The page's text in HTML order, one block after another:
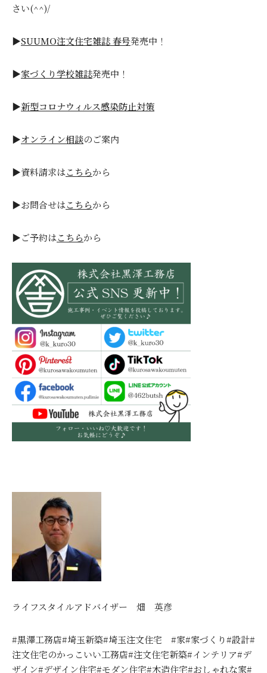
さい(^^)/
▶SUUMO注文住宅雑誌 春号発売中！
▶家づくり学校雑誌発売中！
▶新型コロナウィルス感染防止対策
▶オンライン相談のご案内
▶資料請求はこちらから
▶お問合せはこちらから
▶ご予約はこちらから
ライフスタイルアドバイザー 畑 英彦
#黒澤工務店#埼玉新築#埼玉注文住宅 #家#家づくり#設計#
注文住宅のかっこいい工務店#注文住宅新築#インテリア#デ
ザイン#デザイン住宅#モダン住宅#木造住宅#おしゃれな家#